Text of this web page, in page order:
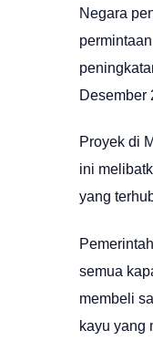
Negara
Desember
Proyek di
ini
yang
semua
membeli
kayu yang